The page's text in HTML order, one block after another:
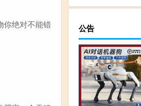
你绝对不能错
公告